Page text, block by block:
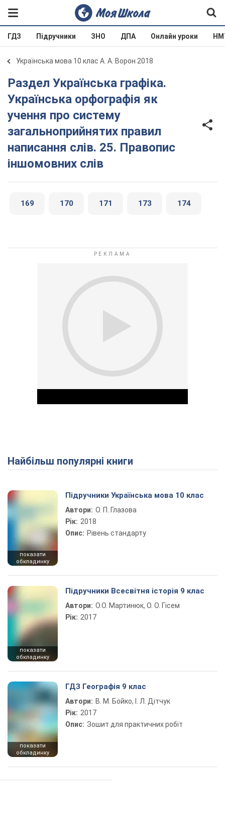
ГДЗ Підручники ЗНО ДПА Онлайн уроки
Українська мова 10 клас А. А. Ворон 2018
Раздел Українська графіка.
Українська орфографія як
учення про систему
загальноприйнятих правил
написання слів. 25. Правопис
іншомовних слів
169 170 171 173 174
Play Video
Найбільш популярні книги
показати
обкладинку
Підручники Українська мова 10 клас
Автори: О. П. Глазова
Рік: 2018
Опис: Рівень стандарту
показати
обкладинку
Підручники Всесвітня історія 9 клас
Автори: О.О. Мартинюк, О. О. Гісем
Рік: 2017
показати
обкладинку
ГДЗ Географія 9 клас
Автори: В. М. Бойко, І. Л. Дітчук
Рік: 2017
Опис: Зошит для практичних робіт